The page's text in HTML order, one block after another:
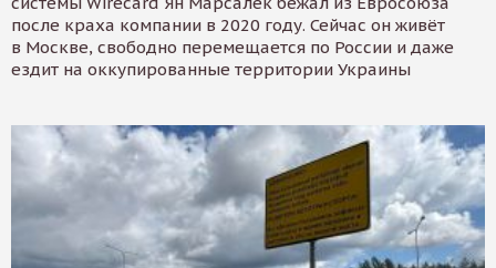
после краха компании в 2020 году. Сейчас он живёт
в Москве, свободно перемещается по России и даже
ездит на оккупированные территории Украины